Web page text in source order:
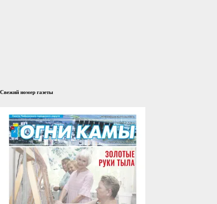
Свежий номер газеты